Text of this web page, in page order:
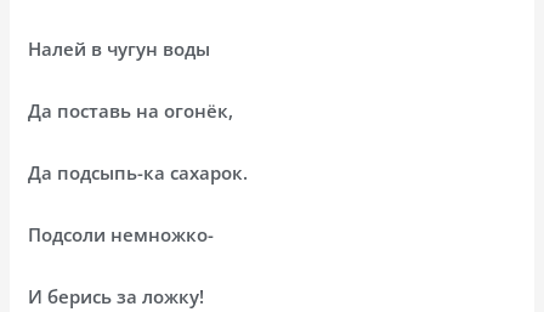
Налей в чугун воды
Да поставь на огонёк,
Да подсыпь-ка сахарок.
Подсоли немножко-
И берись за ложку!